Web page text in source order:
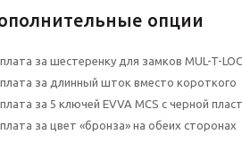
опции
за шестеренку для замков MUL-T-
за длинный шток вместо короткого
за 5 ключей EVVA MCS с черной
за цвет «бронза» на обеих сторонах